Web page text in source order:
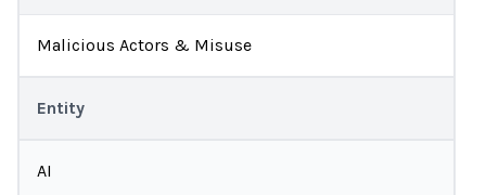
Malicious Actors & Misuse
Entity
AI